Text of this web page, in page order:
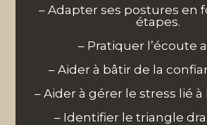
– Adapter ses postures en
étapes.
– Pratiquer l’écoute
– Aider à bâtir de la
– Aider à gérer le stress lié à
– Identifier le triangle